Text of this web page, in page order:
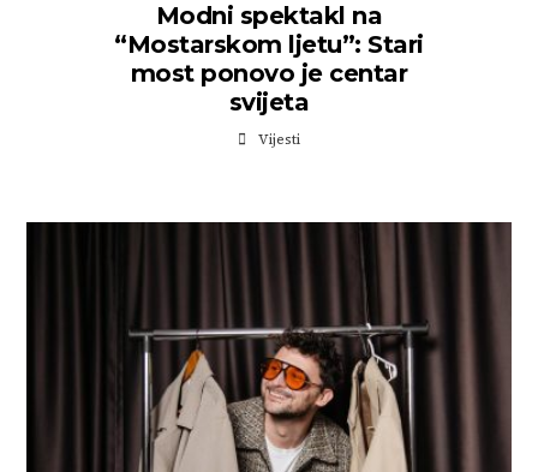
Modni spektakl na
“Mostarskom ljetu”: Stari
most ponovo je centar
svijeta
Vijesti